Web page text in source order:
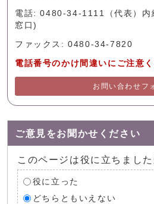
電話: 0480-34-1111（代表）内
窓口)
ファックス: 0480-34-7820
電話番号のかけ間違いにご注意く
お問い合わせフ
ご意見をお聞かせください
このページは役に立ちました
役に立った
どちらともいえない